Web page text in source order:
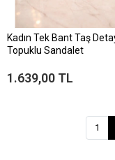
Kadın Tek Bant Taş
Topuklu Sandalet
1.639,00 TL
1